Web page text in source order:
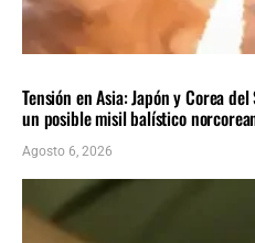
Tensión en Asia: Japón y Corea
un posible misil balístico
Agosto 6, 2026